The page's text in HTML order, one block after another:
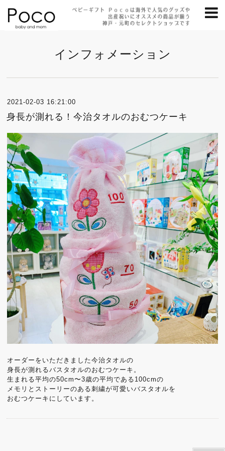
インフォメーション
2021-02-03 16:21:00
身長が測れる！今治タオルのおむつケーキ
オーダーをいただきました今治タオルの
身長が測れるバスタオルのおむつケーキ。
生まれる平均の50cm〜3歳の平均である100cmの
メモリとストーリーのある刺繍が可愛いバスタオルを
おむつケーキにしています。